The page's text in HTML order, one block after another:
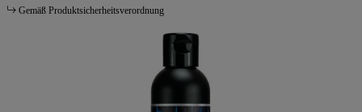
Gemäß Produktsicherheitsverordnung